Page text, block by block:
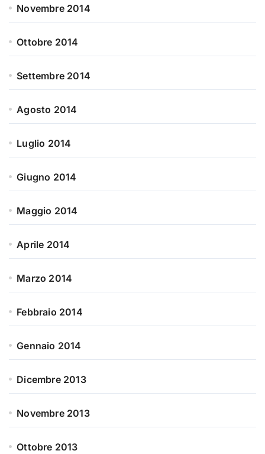
Novembre 2014
Ottobre 2014
Settembre 2014
Agosto 2014
Luglio 2014
Giugno 2014
Maggio 2014
Aprile 2014
Marzo 2014
Febbraio 2014
Gennaio 2014
Dicembre 2013
Novembre 2013
Ottobre 2013